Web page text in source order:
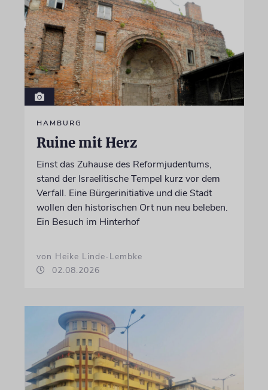
HAMBURG
Ruine mit Herz
Einst das Zuhause des Reformjudentums,
stand der Israelitische Tempel kurz vor dem
Verfall. Eine Bürgerinitiative und die Stadt
wollen den historischen Ort nun neu beleben.
Ein Besuch im Hinterhof
von Heike Linde-Lembke
02.08.2026